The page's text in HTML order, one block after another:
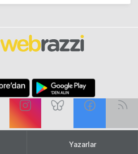
Yazarlar